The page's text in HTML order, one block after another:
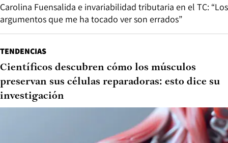
Carolina Fuensalida e invariabilidad tributaria en el TC: “Los
argumentos que me ha tocado ver son errados”
TENDENCIAS
Científicos descubren cómo los músculos
preservan sus células reparadoras: esto dice su
investigación